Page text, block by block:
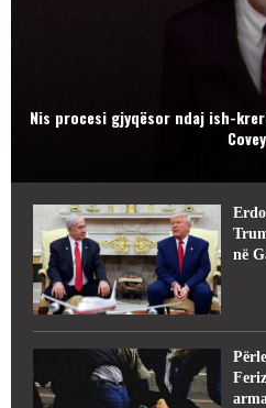
Nis procesi gjyqësor ndaj ish-
Covey
në